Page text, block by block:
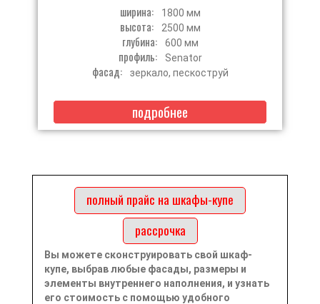
ширина: 1800 мм
высота: 2500 мм
глубина: 600 мм
профиль: Senator
фасад: зеркало, пескоструй
подробнее
полный прайс на шкафы-купе
рассрочка
Вы можете сконструировать свой шкаф-
купе, выбрав любые фасады, размеры и
элементы внутреннего наполнения, и узнать
его стоимость с помощью удобного